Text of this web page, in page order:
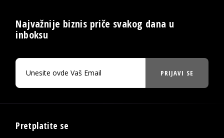
Najvažnije biznis priče svakog dana u
inboksu
PRIJAVI SE
Pretplatite se